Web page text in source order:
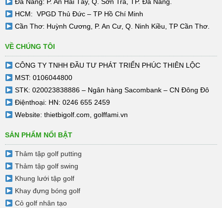
HCM: VPGD Thủ Đức – TP Hồ Chí Minh
Cần Thơ: Huỳnh Cương, P. An Cư, Q. Ninh Kiều, TP Cần Thơ.
VỀ CHÚNG TÔI
CÔNG TY TNHH ĐẦU TƯ PHÁT TRIỂN PHÚC THIÊN LỘC
MST: 0106044800
STK: 020023838886 – Ngân hàng Sacombank – CN Đông Đô
Điệnthoại: HN: 0246 655 2459
Website: thietbigolf.com golffami.vn
SẢN PHẨM NỔI BẬT
Thảm tập golf putting
Thảm tập golf swing
Khung lưới tập golf
Khay đựng bóng golf
Cỏ golf nhân tạo